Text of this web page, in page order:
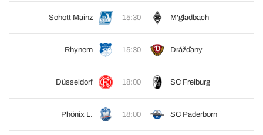
Schott Mainz 15:30 M'gladbach
Rhynern 15:30 Drážďany
Düsseldorf 18:00 SC Freiburg
Phönix L. 18:00 SC Paderborn